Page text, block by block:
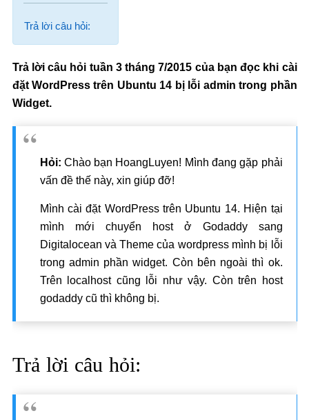
Trả lời câu hỏi:
Trả lời câu hỏi tuần 3 tháng 7/2015 của bạn đọc khi cài
đặt WordPress trên Ubuntu 14 bị lỗi admin trong phần
Widget.
Hỏi: Chào bạn HoangLuyen! Mình đang gặp phải
vấn đề thế này, xin giúp đỡ!
Mình cài đặt WordPress trên Ubuntu 14. Hiện tại
mình mới chuyển host ở Godaddy sang
Digitalocean và Theme của wordpress mình bị lỗi
trong admin phần widget. Còn bên ngoài thì ok.
Trên localhost cũng lỗi như vậy. Còn trên host
godaddy cũ thì không bị.
Trả lời câu hỏi: